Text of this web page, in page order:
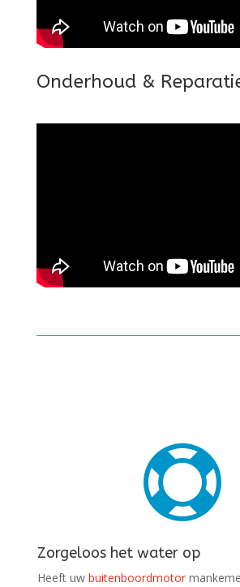
Onderhoud &

Zorgeloos het water op
Heeft uw buitenboordmotor